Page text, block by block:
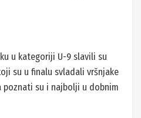
u kategoriji U-9 slavili su
su u finalu svladali vršnjake
poznati su i najbolji u dobnim